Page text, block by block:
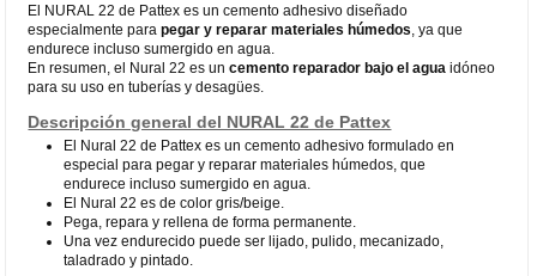
El NURAL 22 de Pattex es un cemento adhesivo diseñado
especialmente parapegar y reparar materiales húmedos , ya que
endurece incluso sumergido en agua.
En resumen, el Nural 22 es uncemento reparador bajo el agua idóneo
para su uso en tuberías y desagües.
Descripción general del NURAL 22 de Pattex
El Nural 22 de Pattex es un cemento adhesivo formulado en
especial para pegar y reparar materiales húmedos, que
endurece incluso sumergido en agua.
El Nural 22 es de color gris/beige.
Pega, repara y rellena de forma permanente.
Una vez endurecido puede ser lijado, pulido, mecanizado,
taladrado y pintado.